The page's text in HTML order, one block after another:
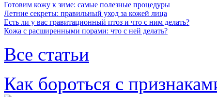
Готовим кожу к зиме: самые полезные процедуры
Летние секреты: правильный уход за кожей лица
Есть ли у вас гравитационный птоз и что с ним делать?
Кожа с расширенными порами: что с ней делать?
Все статьи
Как бороться с